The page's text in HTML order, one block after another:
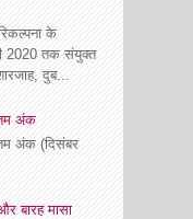
के
2020 तक संयुक्त
दुब...
अंक
अंक (दिसंबर
बारह मासा